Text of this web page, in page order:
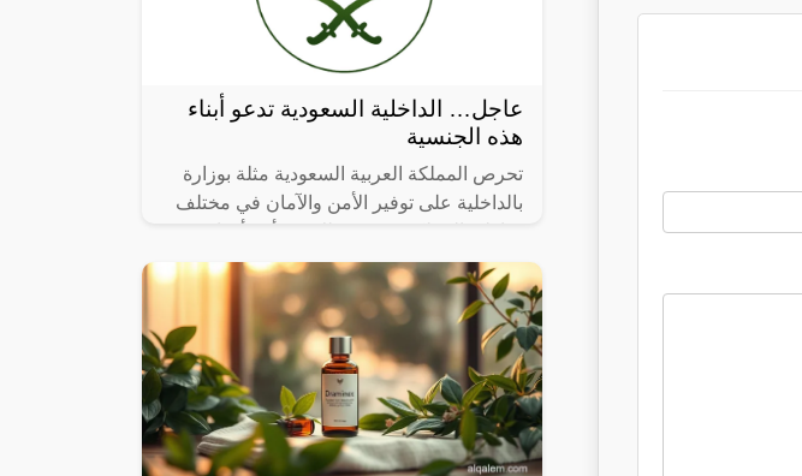
عاجل… الداخلية السعودية تدعو أبناء
هذه الجنسية
تحرص المملكة العربية السعودية مثلة بوزارة
بالداخلية على توفير الأمن والآمان في مختلف
رؤية المملكة 2030، التي أكدت على